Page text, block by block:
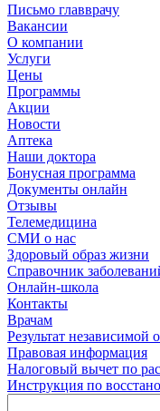
Письмо главврачу
Вакансии
О компании
Услуги
Цены
Программы
Акции
Новости
Аптека
Наши доктора
Бонусная программа
Документы онлайн
Отзывы
Телемедицина
СМИ о нас
Здоровый образ жизни
Справочник
Онлайн-школа
Контакты
Врачам
Результат независимой
Правовая информация
Налоговый вычет по
Инструкция по